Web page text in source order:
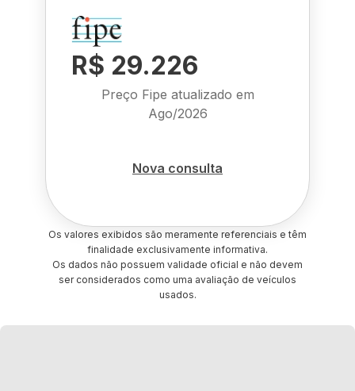
R$ 29.226
Preço Fipe atualizado em
Ago/2026
Nova consulta
Os valores exibidos são meramente referenciais e têm
finalidade exclusivamente informativa.
Os dados não possuem validade oficial e não devem
ser considerados como uma avaliação de veículos
usados.